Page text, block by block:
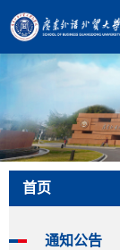
首页
通知公告